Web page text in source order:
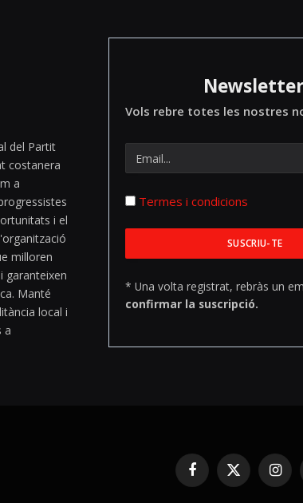
del Partit
costanera
a
i el
milloren
garanteixen
Manté
local i
a
Newsletter
Vols rebre totes les nostres
Termes i condicions
* Una volta registrat, rebràs un
confirmar la suscripció.
Facebook
X
(Twitter)